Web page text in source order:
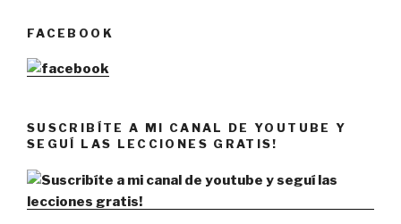
FACEBOOK
SUSCRIBÍTE A MI CANAL DE YOUTUBE Y
SEGUÍ LAS LECCIONES GRATIS!